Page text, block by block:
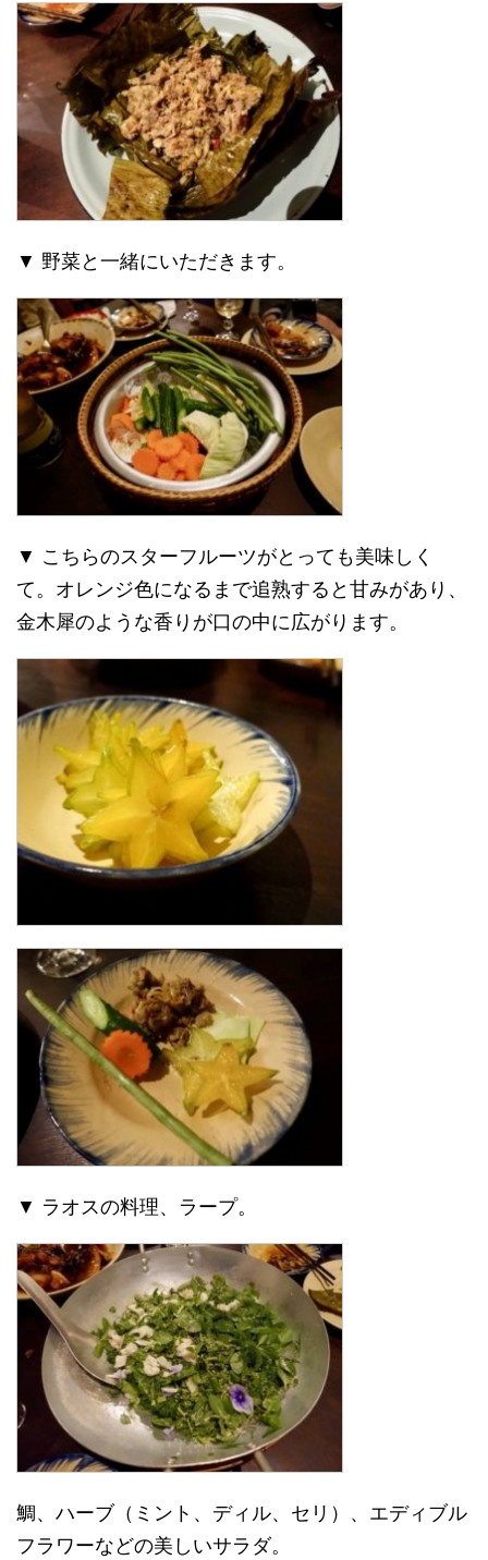
▼ 野菜と一緒にいただきます。
▼ こちらのスターフルーツがとっても美味しく
て。オレンジ色になるまで追熟すると甘みがあり、
金木犀のような香りが口の中に広がります。
▼ ラオスの料理、ラープ。
鯛、ハーブ（ミント、ディル、セリ）、エディブル
フラワーなどの美しいサラダ。